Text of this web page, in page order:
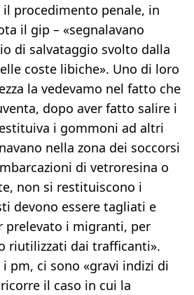
procedimento penale, in
il gip – «segnalavano
di salvataggio svolto dalla
coste libiche». Uno di loro
la vedevamo nel fatto che
dopo aver fatto salire i
i gommoni ad altri
nella zona dei soccorsi
di vetroresina o
non si restituiscono i
devono essere tagliati e
prelevato i migranti, per
riutilizzati dai trafficanti».
pm, ci sono «gravi indizi di
il caso in cui la